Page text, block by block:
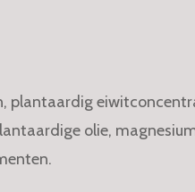
plantaardig
olie,